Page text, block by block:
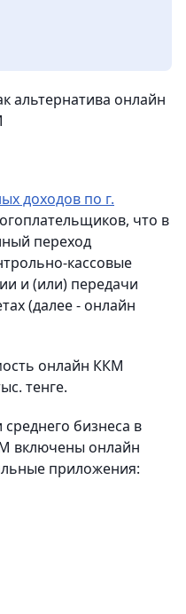
альтернатива онлайн
доходов по г.
что в
переход
кассовые
и (или) передачи
(далее - онлайн
онлайн ККМ
тенге.
бизнеса в
включены онлайн
приложения: